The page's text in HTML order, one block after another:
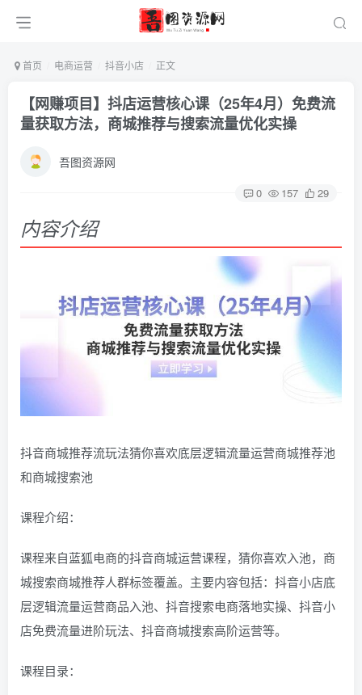
首页 电商运营 抖音小店 正文
【网赚项目】抖店运营核心课（25年4月）免费流
量获取方法，商城推荐与搜索流量优化实操
吾图资源网
0 157 29
内容介绍
抖音商城推荐流玩法猜你喜欢底层逻辑流量运营商城推荐池
和商城搜索池
课程介绍：
课程来自蓝狐电商的抖音商城运营课程，猜你喜欢入池，商
城搜索商城推荐人群标签覆盖。主要内容包括：抖音小店底
层逻辑流量运营商品入池、抖音搜索电商落地实操、抖音小
店免费流量进阶玩法、抖音商城搜索高阶运营等。
课程目录：